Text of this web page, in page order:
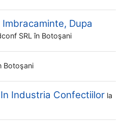
Dupa
SRL în Botoşani
Botoşani
Industria Confectiilor la